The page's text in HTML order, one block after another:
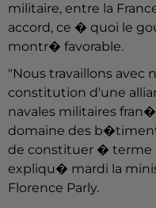
militaire, entre la
accord, ce � quoi le
montr� favorable.
"Nous travaillons avec
constitution d'une
navales militaires
domaine des
de constituer � terme
expliqu� mardi la
Florence Parly.